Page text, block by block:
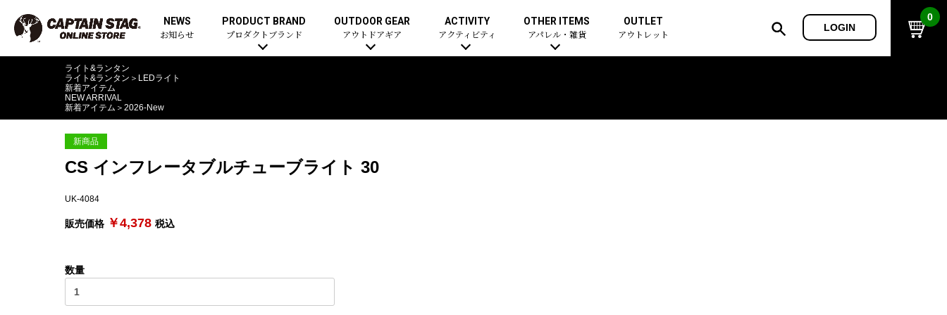
NEWS
お知らせ
PRODUCT BRAND
プロダクトブランド
OUTDOOR GEAR
アウトドアギア
ACTIVITY
アクティビティ
OTHER ITEMS
アパレル・雑貨
OUTLET
アウトレット
LOGIN
0
ライト&ランタン
ライト&ランタン ＞ LEDライト
新着アイテム
NEW ARRIVAL
新着アイテム ＞ 2026-New
新商品
CS インフレータブルチューブライト 30
UK-4084
販売価格 ￥4,378 税込
数量